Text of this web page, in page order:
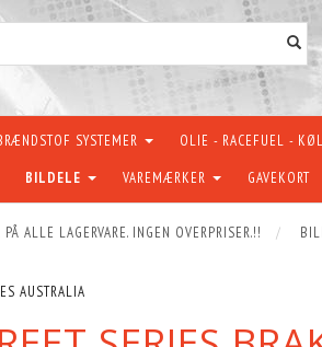
SYSTEMER OLIE - RACEFUEL -
BILDELE VAREMÆRKER GAVEKORT
ALLE LAGERVARE. INGEN OVERPRISER.!!
AUSTRALIA